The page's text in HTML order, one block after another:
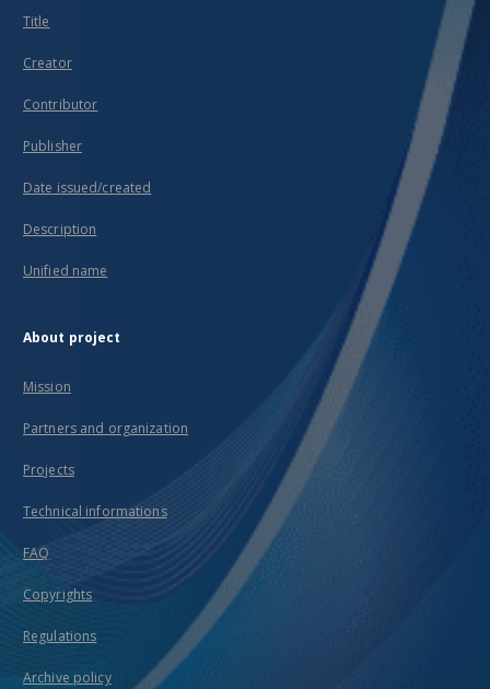
Title
Creator
Contributor
Publisher
Date issued/created
Description
Unified name
About project
Mission
Partners and organization
Projects
Technical informations
FAQ
Copyrights
Regulations
Archive policy